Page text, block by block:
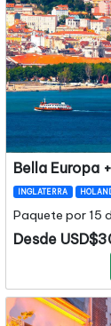
Bella Europa
INGLATERRA
Paquete por 15
Desde